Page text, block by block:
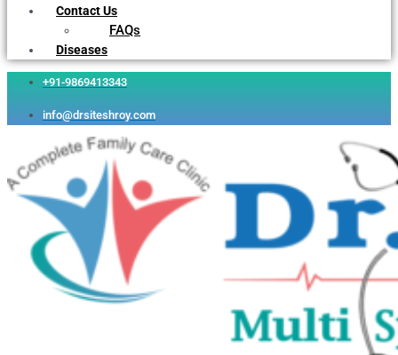
Contact Us
FAQs
Diseases
+91-9869413343
info@drsiteshroy.com